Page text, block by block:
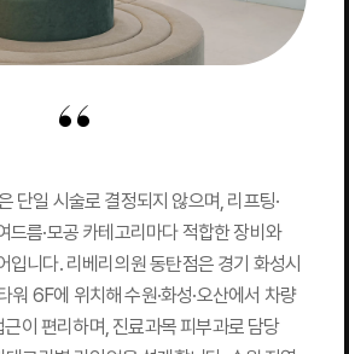
단일 시술로 결정되지 않으며, 리프팅·
드름·모공 카테고리마다 적합한 장비와
입니다. 리베리의원 동탄점은 경기 화성시
워 6F에 위치해 수원·화성·오산에서 차량
이 편리하며, 진료과목 피부과로 담당